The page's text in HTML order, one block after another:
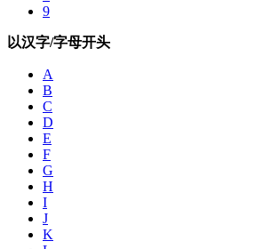
9
以汉字/字母开头
A
B
C
D
E
F
G
H
I
J
K